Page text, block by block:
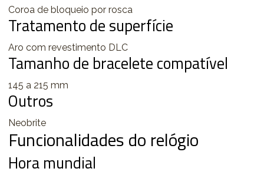
Coroa de bloqueio por rosca
Tratamento de superfície
Aro com revestimento DLC
Tamanho de bracelete compatível
145 a 215 mm
Outros
Neobrite
Funcionalidades do relógio
Hora mundial